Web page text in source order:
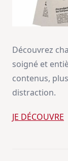
Découvrez
soigné et
contenus,
distraction.
JE DÉCOUVRE